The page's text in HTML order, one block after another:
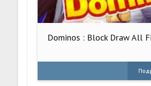
Dominos : Block Draw All